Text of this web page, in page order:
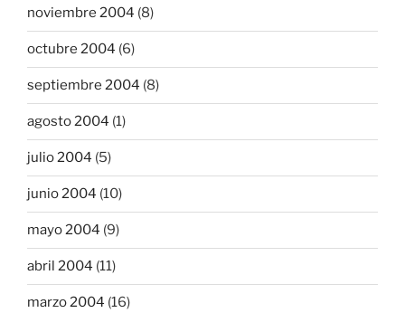
noviembre 2004 (8)
octubre 2004 (6)
septiembre 2004 (8)
agosto 2004 (1)
julio 2004 (5)
junio 2004 (10)
mayo 2004 (9)
abril 2004 (11)
marzo 2004 (16)